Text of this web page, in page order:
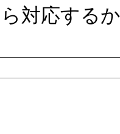
対応する